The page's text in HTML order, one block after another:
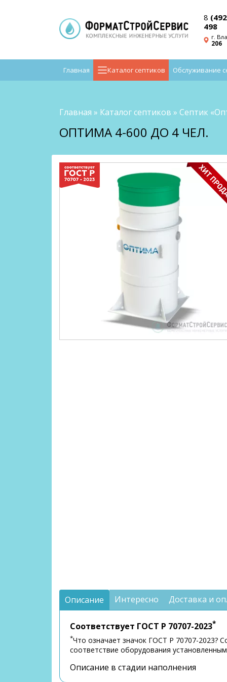
8
498
г.
206
Главная Каталог септиков Обслуживание
Главная » Каталог септиков » Септик
ОПТИМА 4-600 ДО 4 ЧЕЛ.
Описание Интересно Доставка и
Соответствует ГОСТ Р 70707-2023*
*Что означает значок ГОСТ Р 70707-2023?
соответствие оборудования
Описание в стадии наполнения